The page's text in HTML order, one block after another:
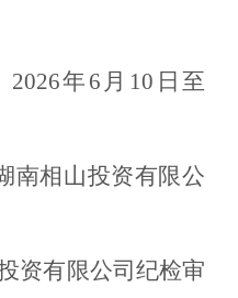
2026年 6 月 10 日至
相山投资有限公
资有限公司纪检审